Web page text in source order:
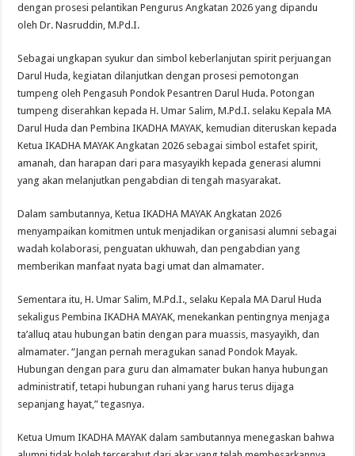
dengan prosesi pelantikan Pengurus Angkatan 2026 yang dipandu
oleh Dr. Nasruddin, M.Pd.I.
Sebagai ungkapan syukur dan simbol keberlanjutan spirit perjuangan
Darul Huda, kegiatan dilanjutkan dengan prosesi pemotongan
tumpeng oleh Pengasuh Pondok Pesantren Darul Huda. Potongan
tumpeng diserahkan kepada H. Umar Salim, M.Pd.I. selaku Kepala MA
Darul Huda dan Pembina IKADHA MAYAK, kemudian diteruskan kepada
Ketua IKADHA MAYAK Angkatan 2026 sebagai simbol estafet spirit,
amanah, dan harapan dari para masyayikh kepada generasi alumni
yang akan melanjutkan pengabdian di tengah masyarakat.
Dalam sambutannya, Ketua IKADHA MAYAK Angkatan 2026
menyampaikan komitmen untuk menjadikan organisasi alumni sebagai
wadah kolaborasi, penguatan ukhuwah, dan pengabdian yang
memberikan manfaat nyata bagi umat dan almamater.
Sementara itu, H. Umar Salim, M.Pd.I., selaku Kepala MA Darul Huda
sekaligus Pembina IKADHA MAYAK, menekankan pentingnya menjaga
ta’alluq atau hubungan batin dengan para muassis, masyayikh, dan
almamater. “Jangan pernah meragukan sanad Pondok Mayak.
Hubungan dengan para guru dan almamater bukan hanya hubungan
administratif, tetapi hubungan ruhani yang harus terus dijaga
sepanjang hayat,” tegasnya.
Ketua Umum IKADHA MAYAK dalam sambutannya menegaskan bahwa